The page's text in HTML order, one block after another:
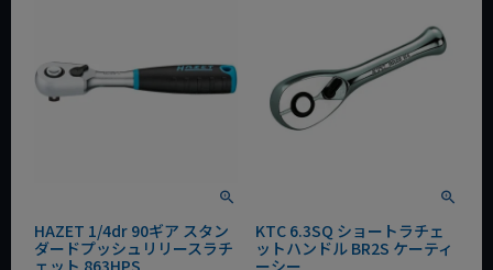
HAZET 1/4dr 90ギア スタン
ダードプッシュリリースラチ
ェット 863HPS
KTC 6.3SQ ショートラチェ
ットハンドル BR2S ケーティ
ーシー